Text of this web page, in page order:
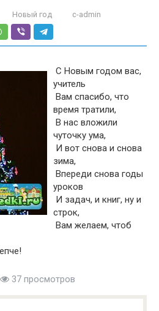
Новый год c-admin
С Новым годом вас,
учитель
Вам спасибо, что
время тратили,
В нас вложили
чуточку ума,
И вот снова и снова
зима,
Впереди снова годы
уроков
И задач, и книг, ну и
строк,
Вам желаем, чтоб
37 просмотров